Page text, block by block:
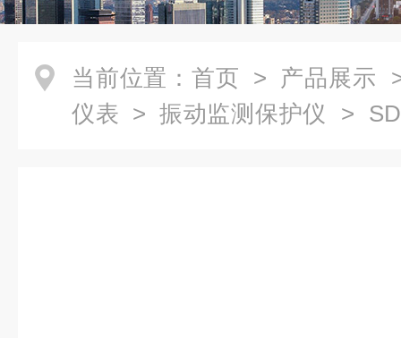
当前位置： 首页 > 产品展示
仪表 > 振动监测保护仪 >